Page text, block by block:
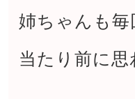
姉ちゃんも
当たり前に